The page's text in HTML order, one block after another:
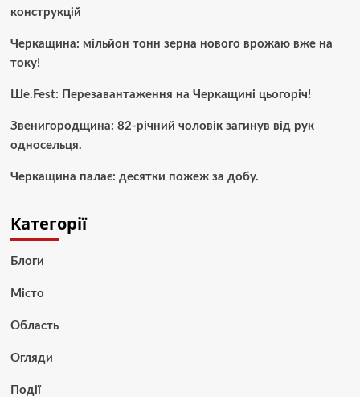
конструкцій
Черкащина: мільйон тонн зерна нового врожаю вже на
току!
Ше.Fest: Перезавантаження на Черкащині цьогоріч!
Звенигородщина: 82-річний чоловік загинув від рук
односельця.
Черкащина палає: десятки пожеж за добу.
Категорії
Блоги
Місто
Область
Огляди
Події